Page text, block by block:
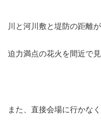
川と河川敷と堤防の距離が
迫力満点の花火を間近で
また、直接会場に行かなく